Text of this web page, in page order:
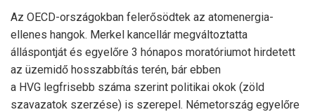
Az OECD-országokban felerősödtek az atomenergia-
ellenes hangok. Merkel kancellár megváltoztatta
álláspontját és egyelőre 3 hónapos moratóriumot hirdetett
az üzemidő hosszabbítás terén, bár ebben
a HVG legfrisebb száma szerint politikai okok (zöld
szavazatok szerzése) is szerepel. Németország egyelőre